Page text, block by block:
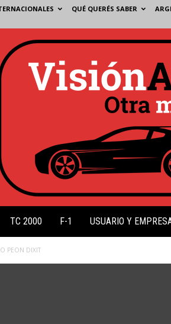
QUÉ QUERÉS SABER
TC 2000 F-1 USUARIO Y
PEON DIXIT